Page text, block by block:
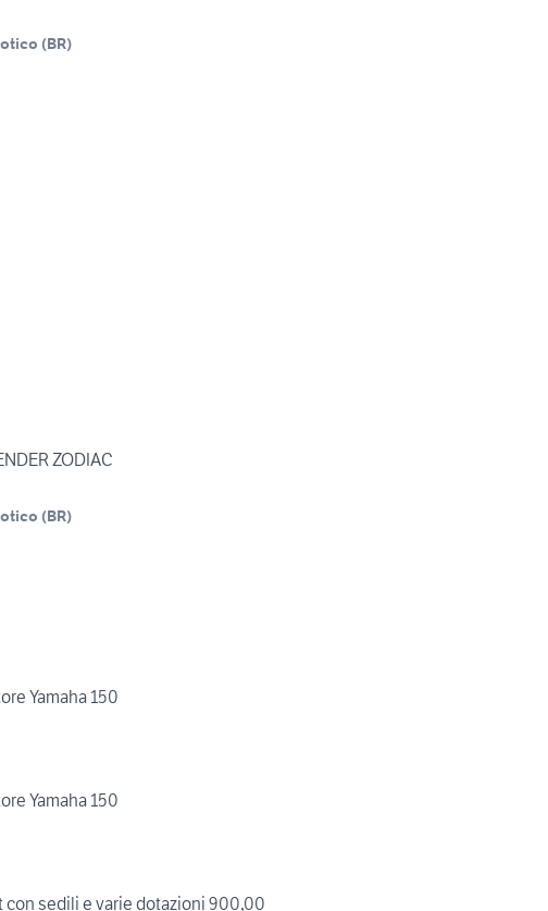
(BR)
ZODIAC
(BR)
Yamaha 150
Yamaha 150
con sedili e varie dotazioni 900,00